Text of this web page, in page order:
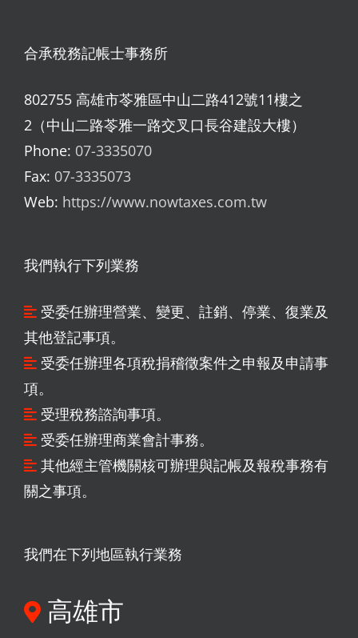
合承稅務記帳士事務所
802755 高雄市苓雅區中山二路412號11樓之
2（中山二路苓雅一路交叉口長谷建設大樓）
Phone: 07-3335070
Fax: 07-3335073
Web: https://www.nowtaxes.com.tw
我們執行下列業務
受委任辦理營業、變更、註銷、停業、復業及
其他登記事項。
受委任辦理各項稅捐稽徵案件之申報及申請事
項。
受理稅務諮詢事項。
受委任辦理商業會計事務。
其他經主管機關核可辦理與記帳及報稅事務有
關之事項。
我們在下列地區執行業務
高雄市